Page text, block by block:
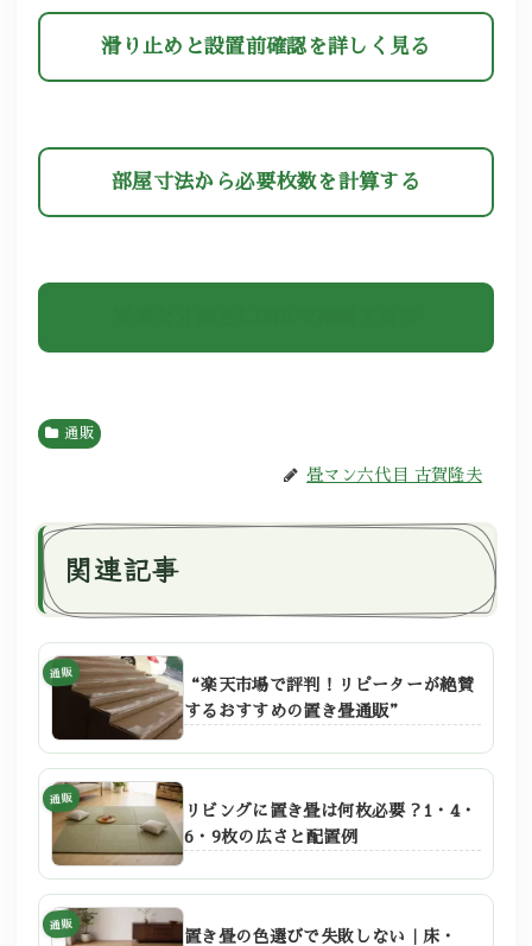
滑り止めと設置前確認を詳しく見る
部屋寸法から必要枚数を計算する
通販
畳マン六代目 古賀隆夫
関連記事
通販
“楽天市場で評判！リピーターが絶賛
するおすすめの置き畳通販”
通販
リビングに置き畳は何枚必要？1・4・
6・9枚の広さと配置例
通販
置き畳の色選びで失敗しない｜床・